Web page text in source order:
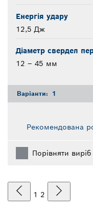
Енергія удару
12,5 Дж
Діаметр свердел
12 – 45 мм
Варіанти: 1
Рекомендована
Порівняти виріб
1 2